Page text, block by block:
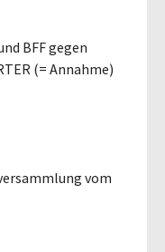
BFF gegen
(= Annahme)
vom